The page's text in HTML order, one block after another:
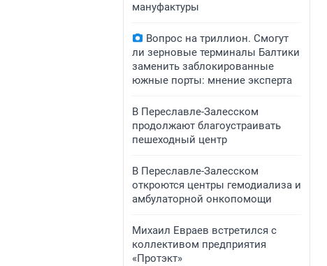
мануфактуры
Вопрос на триллион. Смогут
ли зерновые терминалы Балтики
заменить заблокированные
южные порты: мнение эксперта
В Переславле-Залесском
продолжают благоустраивать
пешеходный центр
​​​​В Переславле-Залесском
откроются центры гемодиализа и
амбулаторной онкопомощи
Михаил Евраев встретился с
коллективом предприятия
«Протэкт»